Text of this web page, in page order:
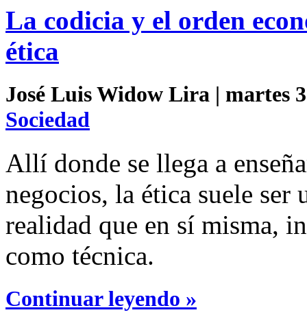
La codicia y el orden
ética
José Luis Widow Lira | martes
Sociedad
Allí donde se llega a
negocios, la ética suele
realidad que en sí misma,
como técnica.
Continuar leyendo »